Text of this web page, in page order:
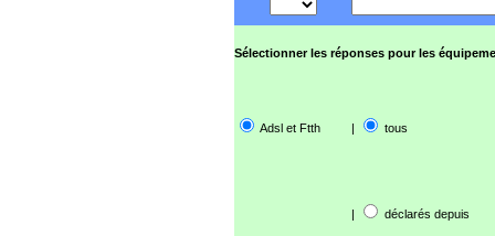
Sélectionner les réponses pour les
Adsl et Ftth | tous
| déclarés depuis